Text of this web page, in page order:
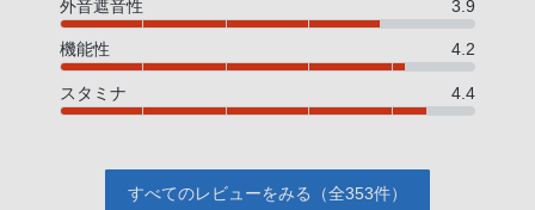
外音遮音性 3.9
機能性 4.2
スタミナ 4.4
すべてのレビューをみる（全353件）